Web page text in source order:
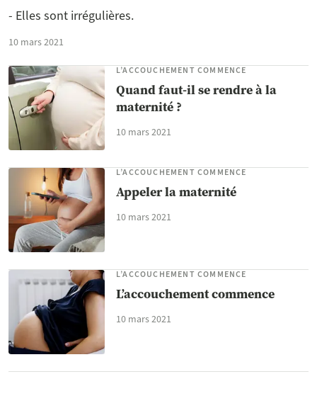
- Elles sont irrégulières.
10 mars 2021
L’ACCOUCHEMENT COMMENCE
Quand faut-il se rendre à la
maternité ?
10 mars 2021
L’ACCOUCHEMENT COMMENCE
Appeler la maternité
10 mars 2021
L’ACCOUCHEMENT COMMENCE
L’accouchement commence
10 mars 2021